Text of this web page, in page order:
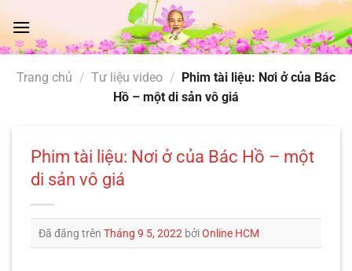
đến
nội
Trang chủ / Tư liệu video / Phim tài liệu: Nơi ở của Bác
Hồ – một di sản vô giá
Phim tài liệu: Nơi ở của Bác Hồ – một
di sản vô giá
Đã đăng trên Tháng 9 5, 2022 bởiOnline HCM